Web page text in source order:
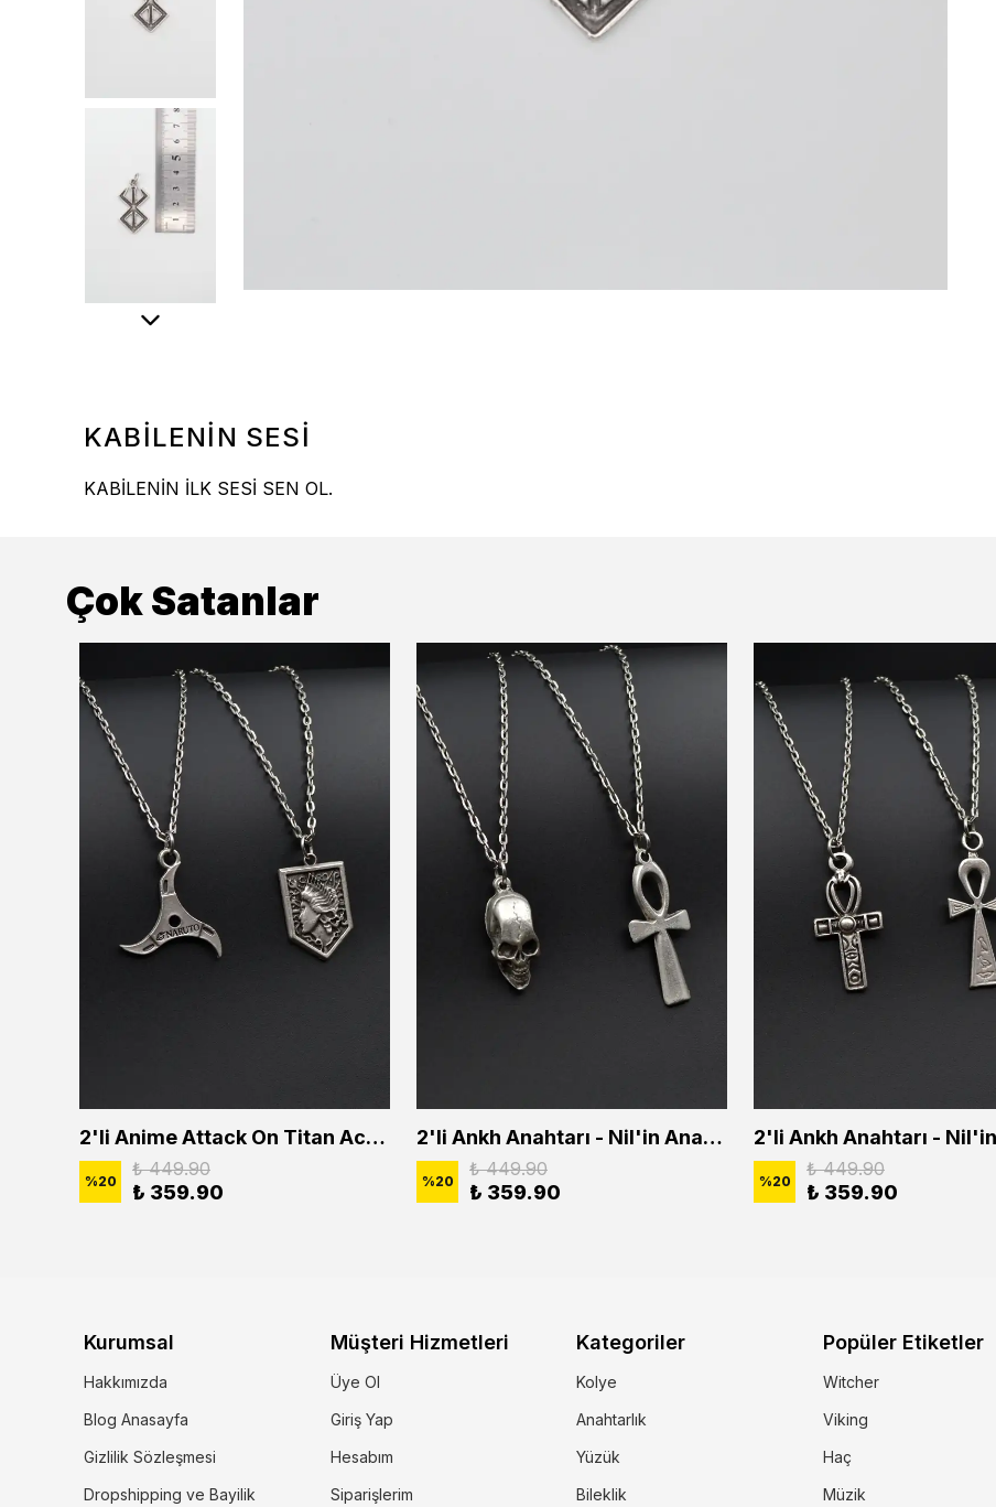
KABİLENİN SESİ
KABİLENİN İLK SESİ SEN OL.
Çok Satanlar
2'li Anime Attack On Titan Acrylic Maria Anime Naruto Erkek Kadın Kolye Seti
%20
₺ 449.90
₺ 359.90
2'li Ankh Anahtarı - Nil'in Anahtarı - Kuru Kafa Erkek Kadın Kolye Seti
%20
₺ 449.90
₺ 359.90 %20
₺ 449.90
₺ 359.90
Kurumsal
Hakkımızda
Blog Anasayfa
Gizlilik Sözleşmesi
Dropshipping ve Bayilik
Müşteri Hizmetleri
Üye Ol
Giriş Yap
Hesabım
Siparişlerim
Kategoriler
Kolye
Anahtarlık
Yüzük
Bileklik
Popüler Etiketler
Witcher
Viking
Haç
Müzik